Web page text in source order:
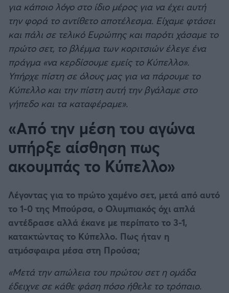
για κάποιο λόγο στο ίδιο μέρος για να έχει αυτή
την φορά το αντίθετο αποτέλεσμα. Είχαμε φτάσει
και πάλι σε τελικό Ευρώπης και παρότι χάσαμε το
πρώτο σετ, το βλέμμα των κοριτσιών έλεγε ένα
πράγμα «να κερδίσουμε εμείς το Κύπελλο».
Υπήρχε πίστη σε όλους μας για να πάρουμε το
Κύπελλο και την πίστη αυτή την βγάλαμε στο
γήπεδο και τα καταφέραμε».
«Από την μέση του αγώνα
υπήρξε αίσθηση πως
ακουμπάς το Κύπελλο»
Λέγοντας για το πρώτο χαμένο σετ, μετά από αυτό
το 1-0 της Μπούρσα, ο Ολυμπιακός όχι απλά
αντέδρασε αλλά έκανε με περίπατο το 3-1,
κατακτώντας το Κύπελλο. Πως ήταν η
ατμόσφαιρα μέσα στη Προύσα;
«Μετά την απώλεια του πρώτου σετ η ομάδα
έδειχνε σε κάθε φάση πόσο ήθελε το τρόπαιο.